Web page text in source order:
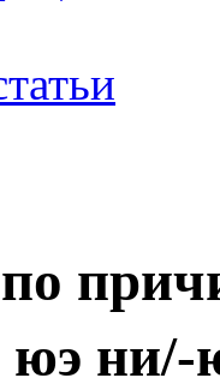
юэ ни/-